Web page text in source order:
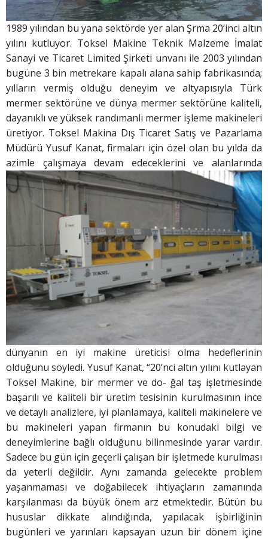
1989 yılından bu yana sektörde yer alan Şrma 20’inci altın
yılını kutluyor. Toksel Makine Teknik Malzeme İmalat
Sanayi ve Ticaret Limited Şirketi unvanı ile 2003 yılından
bugüne 3 bin metrekare kapalı alana sahip fabrikasında;
yılların vermiş olduğu deneyim ve altyapısıyla Türk
mermer sektörüne ve dünya mermer sektörüne kaliteli,
dayanıklı ve yüksek randımanlı mermer işleme makineleri
üretiyor. Toksel Makina Dış Ticaret Satış ve Pazarlama
Müdürü Yusuf Kanat, firmaları için özel olan bu yılda da
azimle çalışmaya devam edeceklerini ve alanlarında
dünyanın en iyi makine üreticisi olma hedeflerinin
olduğunu söyledi. Yusuf Kanat, “20’nci altın yılını kutlayan
Toksel Makine, bir mermer ve do- ğal taş işletmesinde
başarılı ve kaliteli bir üretim tesisinin kurulmasının ince
ve detaylı analizlere, iyi planlamaya, kaliteli makinelere ve
bu makineleri yapan firmanın bu konudaki bilgi ve
deneyimlerine bağlı olduğunu bilinmesinde yarar vardır.
Sadece bu gün için geçerli çalışan bir işletmede kurulması
da yeterli değildir. Aynı zamanda gelecekte problem
yaşanmaması ve doğabilecek ihtiyaçların zamanında
karşılanması da büyük önem arz etmektedir. Bütün bu
hususlar dikkate alındığında, yapılacak işbirliğinin
bugünleri ve yarınları kapsayan uzun bir dönem içine